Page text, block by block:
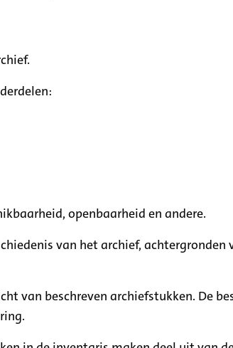
openbaarheid en andere.
van het archief, achtergronden
van beschreven archiefstukken. De